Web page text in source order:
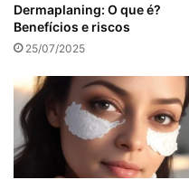
Dermaplaning: O que é?
Benefícios e riscos
25/07/2025